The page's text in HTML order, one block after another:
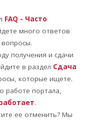
FAQ - Часто
много ответов
получения и сдачи
в раздел Сдача
которые ищете.
работе портала,
.
ее отменить? Мы